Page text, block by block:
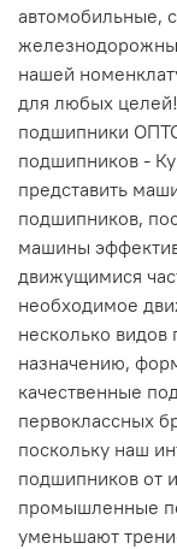
автомобильные,
нашей
для любых
подшипники
подшипников -
представить
подшипников,
машины
движущимися
необходимое
несколько
назначению,
качественные
первоклассных
поскольку наш
подшипников от
промышленные
уменьшают